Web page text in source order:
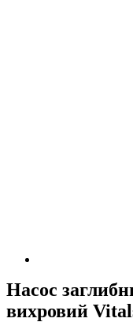
Насос
вихровий